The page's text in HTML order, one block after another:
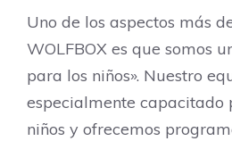
Uno de los aspectos más
WOLFBOX es que somos
para los niños». Nuestro
especialmente capacitado
niños y ofrecemos